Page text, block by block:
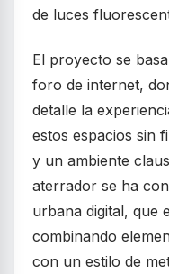
de luces
El proyecto se
foro de internet,
detalle la
estos espacios sin
y un ambiente
aterrador se ha
urbana digital, que
combinando
con un estilo de